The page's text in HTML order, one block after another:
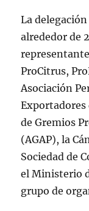
La
alrededor de
ProCitrus,
Asociación
Exportadores
de Gremios
(AGAP), la
Sociedad de
el Ministerio
grupo de